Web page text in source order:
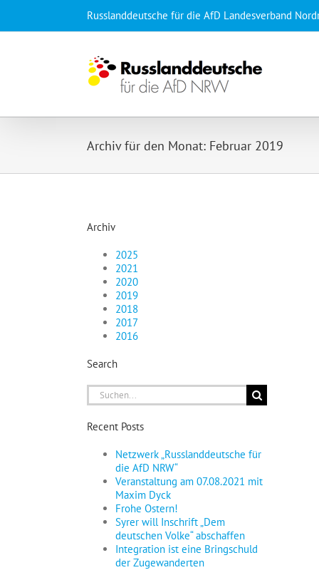
springen
Russlanddeutsche für die AfD Landesverband
Archiv für den Monat: Februar 2019
Archiv
2025
2021
2020
2019
2018
2017
2016
Search
Suche
nach:
Recent Posts
Netzwerk „Russlanddeutsche für
die AfD NRW“
Veranstaltung am 07.08.2021 mit
Maxim Dyck
Frohe Ostern!
Syrer will Inschrift „Dem
deutschen Volke“ abschaffen
Integration ist eine Bringschuld
der Zugewanderten